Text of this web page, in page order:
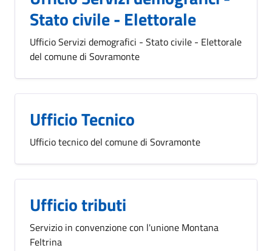
Stato civile - Elettorale
Ufficio Servizi demografici - Stato civile - Elettorale
del comune di Sovramonte
Ufficio Tecnico
Ufficio tecnico del comune di Sovramonte
Ufficio tributi
Servizio in convenzione con l'unione Montana
Feltrina